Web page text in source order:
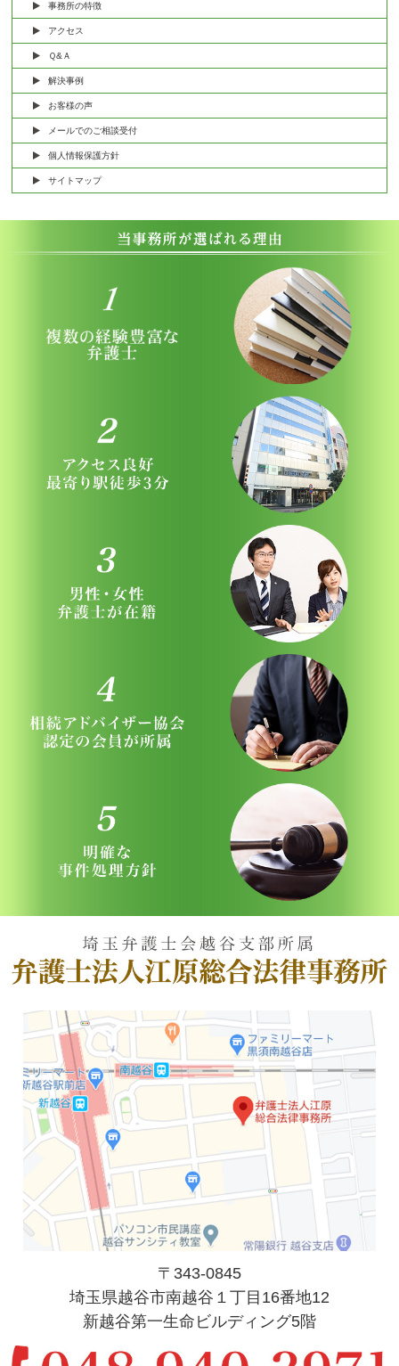
事務所の特徴
アクセス
Ｑ&Ａ
解決事例
お客様の声
メールでのご相談受付
個人情報保護方針
サイトマップ
〒343-0845
埼玉県越谷市南越谷１丁目16番地12
新越谷第一生命ビルディング5階